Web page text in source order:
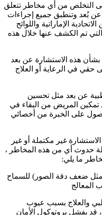
التخلص من أي مخاطر تتعلق
بُعد وتنطبق جميع إجراءات
الإماراتية واللوائح
تم الكشف عنها خلال هذه
هذه الاستشارة عن بعد
حقي في الرعاية أو العلاج
عن بعد مثل تحسين
تمكين المريض من البقاء في
على الخبرة من أخصائي
غير مكتملة أو غير
حدوث أي من هذه المخاطر ،
ما يلي:
(مثل ضعف دقة الصور) للسماح
المعالج
والعلاج بسبب عيوب
قد يفشل بروتوكول الأمان